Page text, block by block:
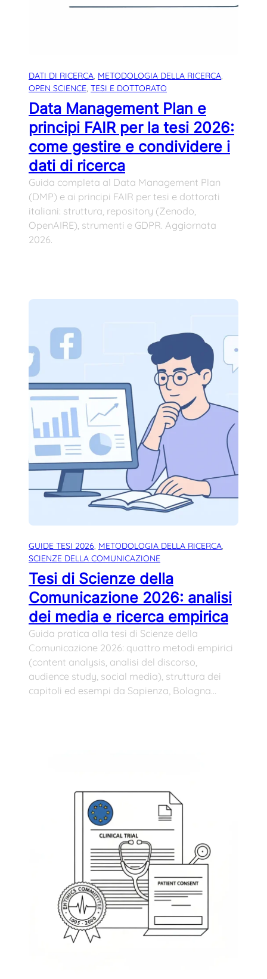
DATI DI RICERCA, METODOLOGIA DELLA RICERCA
OPEN SCIENCE, TESI E DOTTORATO
Data Management Plan e
principi FAIR per la tesi 2026:
come gestire e condividere i
dati di ricerca
Guida completa al Data Management Plan
(DMP) e ai principi FAIR per tesi e dottorati
italiani: struttura, repository (Zenodo,
OpenAIRE), strumenti e GDPR. Aggiornata
2026.
GUIDE TESI 2026, METODOLOGIA DELLA RICERCA
SCIENZE DELLA COMUNICAZIONE
Tesi di Scienze della
Comunicazione 2026: analisi
dei media e ricerca empirica
Guida pratica alla tesi di Scienze della
Comunicazione 2026: quattro metodi empirici
(content analysis, analisi del discorso,
audience study, social media), struttura dei
capitoli ed esempi da Sapienza, Bologna…